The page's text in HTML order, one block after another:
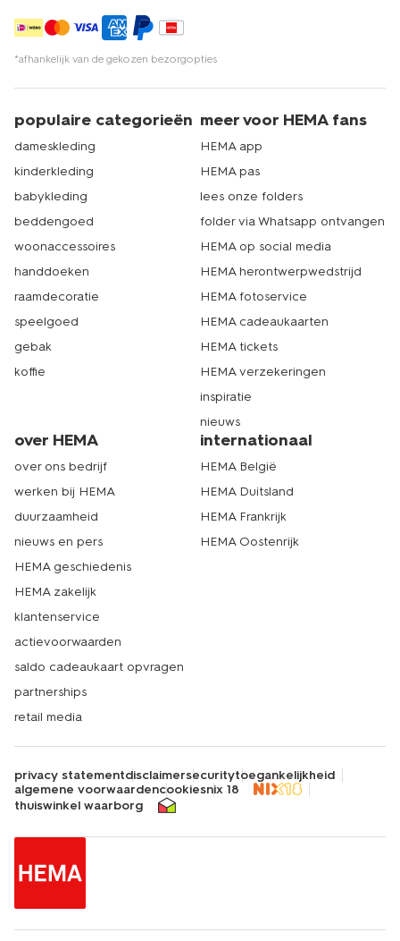
*afhankelijk van de gekozen bezorgopties
populaire categorieën
dameskleding
kinderkleding
babykleding
beddengoed
woonaccessoires
handdoeken
raamdecoratie
speelgoed
gebak
koffie
meer voor HEMA fans
HEMA app
HEMA pas
lees onze folders
folder via Whatsapp ontvangen
HEMA op social media
HEMA herontwerpwedstrijd
HEMA fotoservice
HEMA cadeaukaarten
HEMA tickets
HEMA verzekeringen
inspiratie
nieuws
over HEMA
over ons bedrijf
werken bij HEMA
duurzaamheid
nieuws en pers
HEMA geschiedenis
HEMA zakelijk
klantenservice
actievoorwaarden
saldo cadeaukaart opvragen
partnerships
retail media
internationaal
HEMA België
HEMA Duitsland
HEMA Frankrijk
HEMA Oostenrijk
privacy statementdisclaimersecuritytoegankelijkheid
algemene voorwaardencookiesnix 18
thuiswinkel waarborg